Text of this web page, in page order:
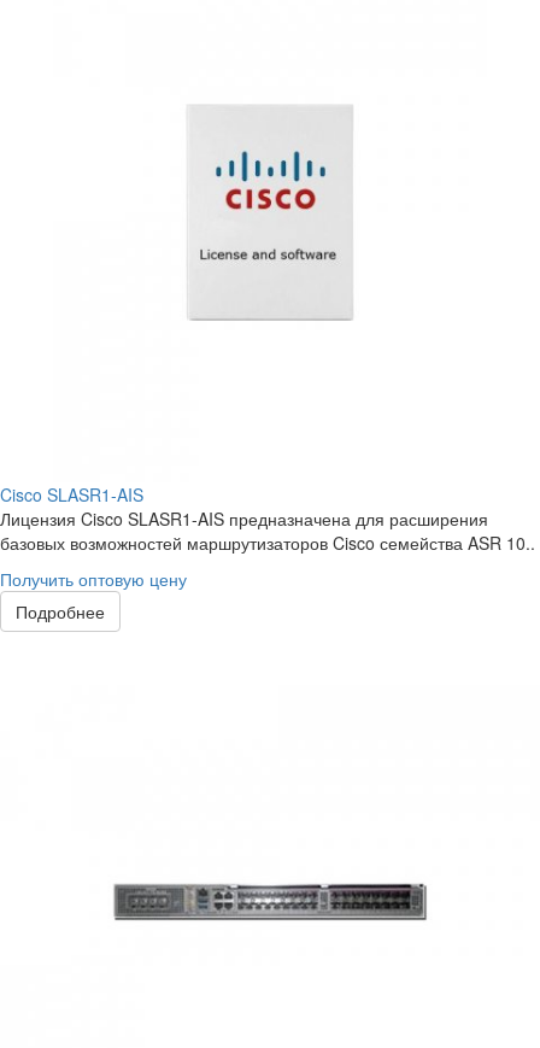
Cisco SLASR1-AIS
Лицензия Cisco SLASR1-AIS предназначена для расширения
базовых возможностей маршрутизаторов Cisco семейства ASR 10..
Получить оптовую цену
Подробнее